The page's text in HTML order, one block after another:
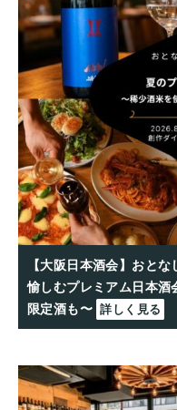
【大阪日本酒会】おと
愉しむプレミアム日本
限定酒も〜 詳しく見る